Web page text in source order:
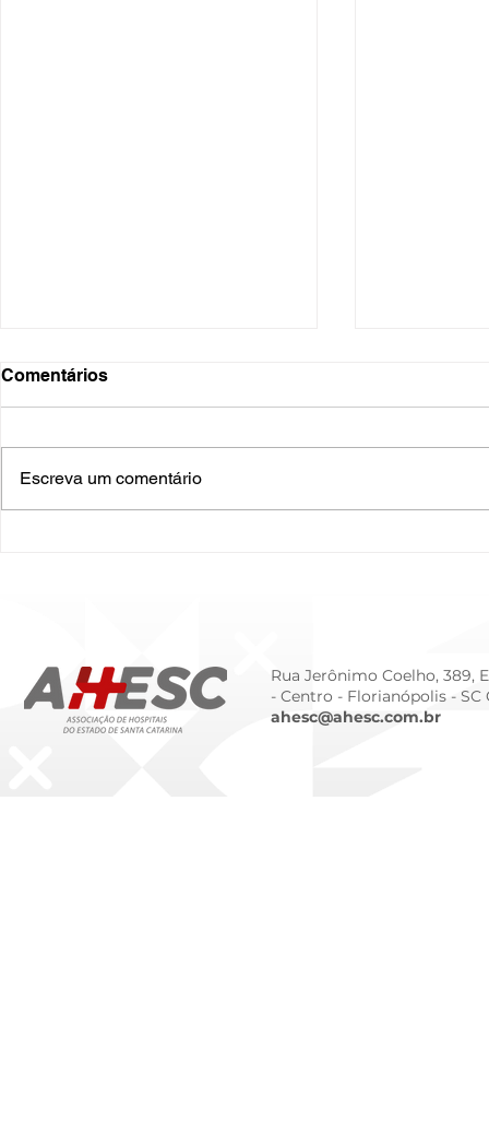
Comentários
Escreva um comentário
Rua Jerônimo Coelho, 389,
- Centro - Florianópolis - SC
ahesc@ahesc.com.br